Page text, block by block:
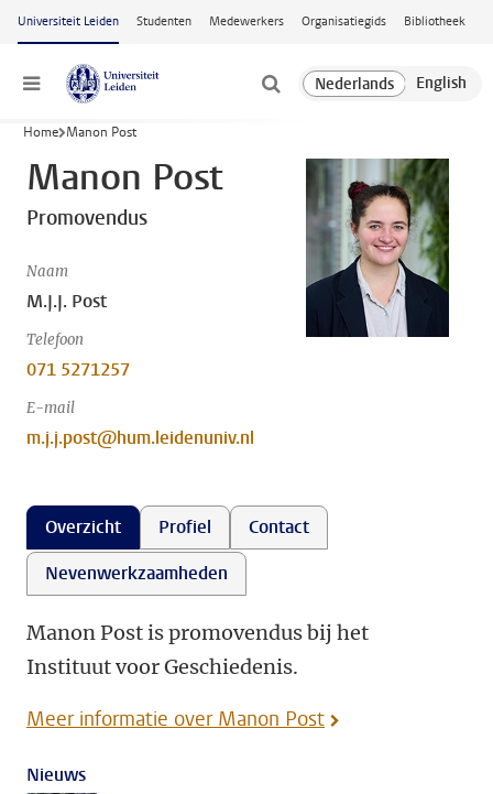
Ga naar hoofdinhoud
Universiteit Leiden Studenten Medewerkers Organisatiegids Bibliotheek
Menu
Home Manon Post
Manon Post
Promovendus
Naam
M.J.J. Post
Telefoon
071 5271257
E-mail
m.j.j.post@hum.leidenuniv.nl
Overzicht Profiel
Contact
Nevenwerkzaamheden
Manon Post is promovendus bij het
Instituut voor Geschiedenis.
Meer informatie over Manon Post
Nieuws